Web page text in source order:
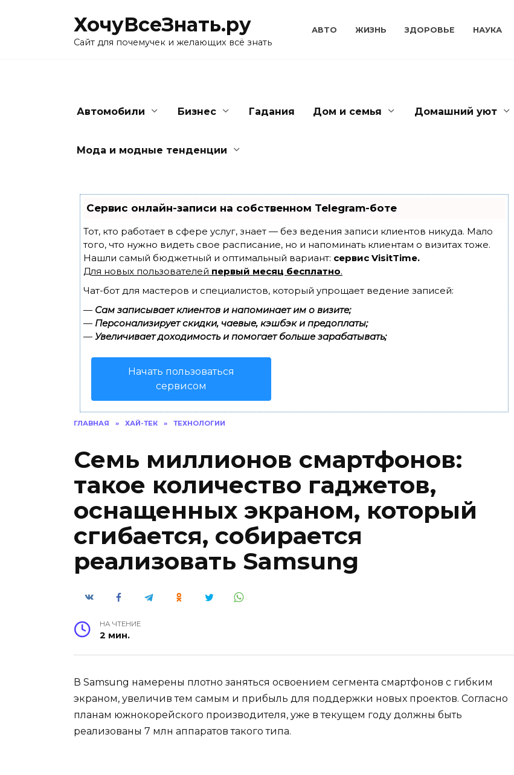
ХочуВсеЗнать.ру
Сайт для почемучек и желающих всё знать
АВТО ЖИЗНЬ ЗДОРОВЬЕ НАУКА
Автомобили Бизнес Гадания Дом и семья Домашний уют
Мода и модные тенденции
Сервис онлайн-записи на собственном Telegram-боте
Тот, кто работает в сфере услуг, знает — без ведения записи клиентов никуда. Мало
того, что нужно видеть свое расписание, но и напоминать клиентам о визитах тоже.
Нашли самый бюджетный и оптимальный вариант: сервис VisitTime.
Для новых пользователей первый месяц бесплатно.
Чат-бот для мастеров и специалистов, который упрощает ведение записей:
— Сам записывает клиентов и напоминает им о визите;
— Персонализирует скидки, чаевые, кэшбэк и предоплаты;
— Увеличивает доходимость и помогает больше зарабатывать;
Начать пользоваться
сервисом
ГЛАВНАЯ » ХАЙ-ТЕК » ТЕХНОЛОГИИ
Семь миллионов смартфонов:
такое количество гаджетов,
оснащенных экраном, который
сгибается, собирается
реализовать Samsung
НА ЧТЕНИЕ
2 мин.
В Samsung намерены плотно заняться освоением сегмента смартфонов с гибким
экраном, увеличив тем самым и прибыль для поддержки новых проектов. Согласно
планам южнокорейского производителя, уже в текущем году должны быть
реализованы 7 млн аппаратов такого типа.